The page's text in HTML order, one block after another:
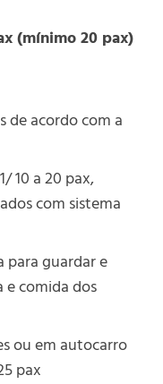
(mínimo 20 pax)
de acordo com a
10 a 20 pax,
com sistema
guardar e
comida dos
ou em autocarro
pax